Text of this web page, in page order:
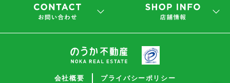
会社概要 プライバシーポリシー